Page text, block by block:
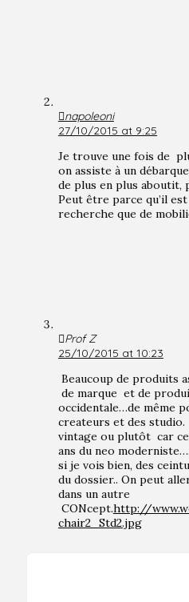
napoleoni
27/10/2015 at 9:25
Je trouve une fois de
on assiste à un
de plus en plus aboutit,
Peut être parce qu’il
recherche que de
Prof Z
25/10/2015 at 10:23
Beaucoup de produits
de marque et de
occidentale…de même
createurs et des
vintage ou plutôt car
ans du neo
si je vois bien, des
du dossier.. On peut
dans un autre
CONcept.http://
chair2_Std2.jpg